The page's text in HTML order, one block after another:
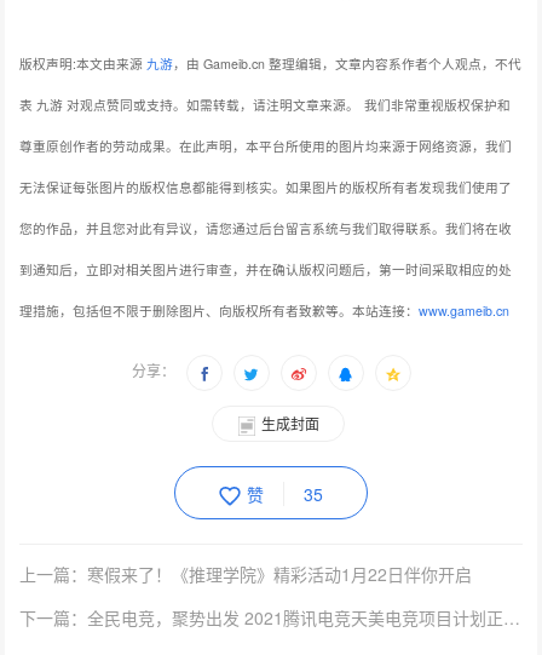
尊重原创作者的劳动成果。在此声明，本平台所使用的图片均来源于网络资源，我们
无法保证每张图片的版权信息都能得到核实。如果图片的版权所有者发现我们使用了
您的作品，并且您对此有异议，请您通过后台留言系统与我们取得联系。我们将在收
到通知后，立即对相关图片进行审查，并在确认版权问题后，第一时间采取相应的处
理措施，包括但不限于删除图片、向版权所有者致歉等。本站连接：www.gameib.cn
赞 35
上一篇：寒假来了！《推理学院》精彩活动1月22日伴你开启
相关文章